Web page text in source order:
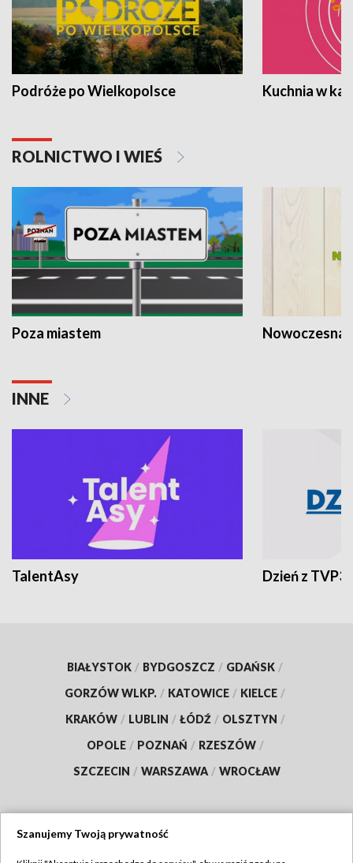
Podróże po Wielkopolsce Kuchnia w
ROLNICTWO I WIEŚ
Poza miastem Nowoczesna
INNE
TalentAsy Dzień z TVP3
BIAŁYSTOK / BYDGOSZCZ / GDAŃSK /
GORZÓW WLKP. / KATOWICE / KIELCE /
KRAKÓW / LUBLIN / ŁÓDŹ / OLSZTYN /
OPOLE / POZNAŃ / RZESZÓW /
SZCZECIN / WARSZAWA / WROCŁAW
Szanujemy Twoją prywatność